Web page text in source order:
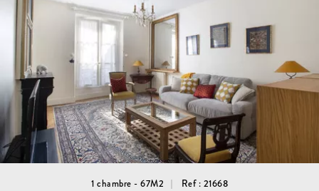
1 chambre - 67M2 Ref : 21668